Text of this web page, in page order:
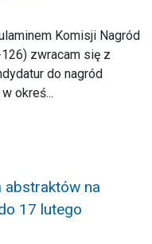
Komisji Nagród
zwracam się z
do nagród
okreś...
abstraktów na
17 lutego